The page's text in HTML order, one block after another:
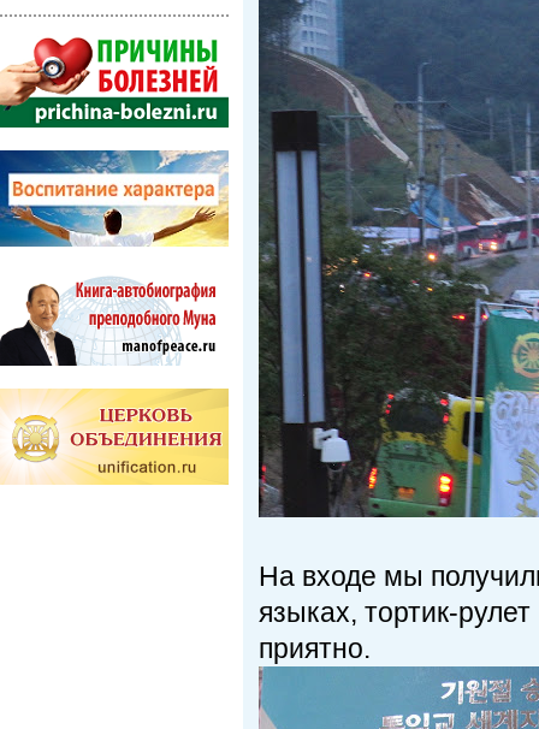
На входе мы
языках, тортик-
приятно.